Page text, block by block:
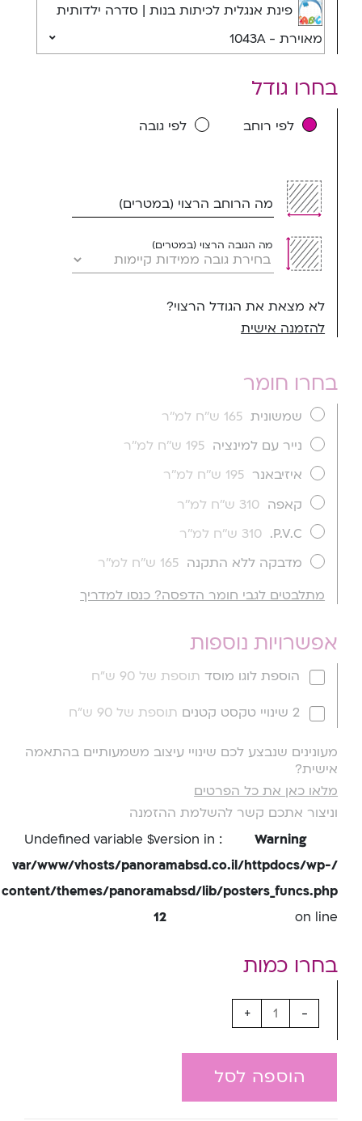
פינת אנגלית לכיתות בנות | סדרה ילדותית
מאוירת - 1043A
בחרו גודל
לפי רוחב לפי גובה
מה הרוחב הרצוי (במטרים)
מה הגובה הרצוי (במטרים)
לא מצאת את הגודל הרצוי?
להזמנה אישית
בחרו חומר
שמשונית 165 ש''ח למ''ר
נייר עם למינציה 195 ש''ח למ''ר
איזיבאנר 195 ש''ח למ''ר
קאפה 310 ש''ח למ''ר
P.V.C.
310 ש''ח למ''ר
מדבקה ללא התקנה 165 ש''ח למ''ר
מתלבטים לגבי חומר הדפסה? כנסו למדריך
אפשרויות נוספות
הוספת לוגו מוסד תוספת של 90 ש"ח
2 שינויי טקסט קטנים תוספת של 90 ש"ח
מעונינים שנבצע לכם שינויי עיצוב משמעותיים בהתאמה
אישית?
מלאו כאן את כל הפרטים
וניצור אתכם קשר להשלמת ההזמנה
Warning
: Undefined variable $version in
/var/www/vhosts/panoramabsd.co.il/httpdocs/wp-
content/themes/panoramabsd/lib/posters_funcs.php
on line
12
-
+
הוספה לסל